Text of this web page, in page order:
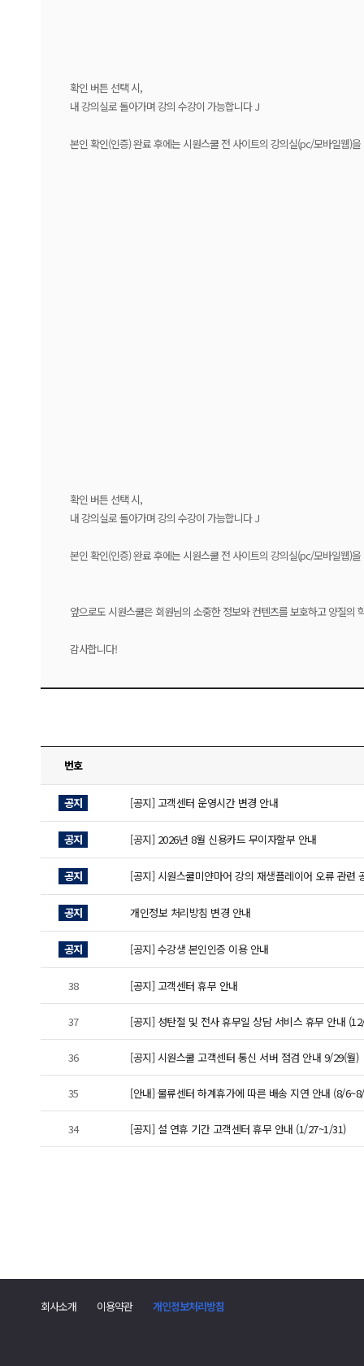
확인 버튼 선택 시,
내 강의실로 돌아가며 강의 수강이 가능합니다 J
본인 확인(인증) 완료 후에는 시원스쿨 전 사이트의 강의실(pc/모바일웹)
확인 버튼 선택 시,
내 강의실로 돌아가며 강의 수강이 가능합니다 J
본인 확인(인증) 완료 후에는 시원스쿨 전 사이트의 강의실(pc/모바일웹)
앞으로도 시원스쿨은 회원님의 소중한 정보와 컨텐츠를 보호하고 양질의
감사합니다!
번호
공지 [공지] 고객센터 운영시간 변경 안내
공지 [공지] 2026년 8월 신용카드 무이자할부 안내
공지 [공지] 시원스쿨미얀마어 강의 재생플레이어 오류 관련
공지 개인정보 처리방침 변경 안내
공지 [공지] 수강생 본인인증 이용 안내
38 [공지] 고객센터 휴무 안내
37 [공지] 성탄절 및 전사 휴무일 상담 서비스 휴무 안내
36 [공지] 시원스쿨 고객센터 통신 서버 점검 안내 9/29(월)
35 [안내] 물류센터 하계휴가에 따른 배송 지연 안내 (8/
34 [공지] 설 연휴 기간 고객센터 휴무 안내 (1/27~1/31)
회사소개 이용약관 개인정보처리방침